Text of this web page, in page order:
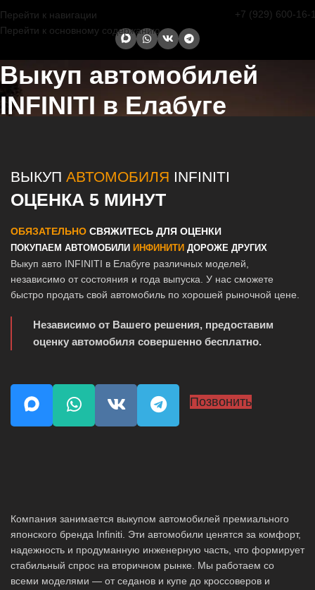
Перейти к навигации
Перейти к основному содержанию
+7 (929) 600-16-
Выкуп автомобилей
INFINITI в Елабуге
ВЫКУП АВТОМОБИЛЯ INFINITI
ОЦЕНКА 5 МИНУТ
ОБЯЗАТЕЛЬНО СВЯЖИТЕСЬ ДЛЯ ОЦЕНКИ
ПОКУПАЕМ АВТОМОБИЛИ ИНФИНИТИ ДОРОЖЕ ДРУГИХ
Выкуп авто INFINITI в Елабуге различных моделей,
независимо от состояния и года выпуска. У нас сможете
быстро продать свой автомобиль по хорошей рыночной цене.
Независимо от Вашего решения, предоставим
оценку автомобиля совершенно бесплатно.
Позвонить
Компания занимается выкупом автомобилей премиального
японского бренда Infiniti. Эти автомобили ценятся за комфорт,
надежность и продуманную инженерную часть, что формирует
стабильный спрос на вторичном рынке. Мы работаем со
всеми моделями — от седанов и купе до кроссоверов и